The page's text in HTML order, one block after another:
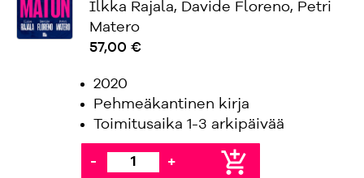
Ilkka Rajala, Davide Floreno, Petri
Matero
57,00 €
2020
Pehmeäkantinen kirja
Toimitusaika 1-3 arkipäivää
- + add_shopping_cart